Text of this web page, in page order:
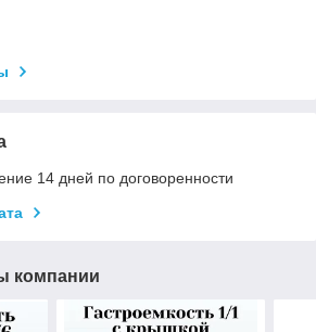
14 дней по договоренности
компании